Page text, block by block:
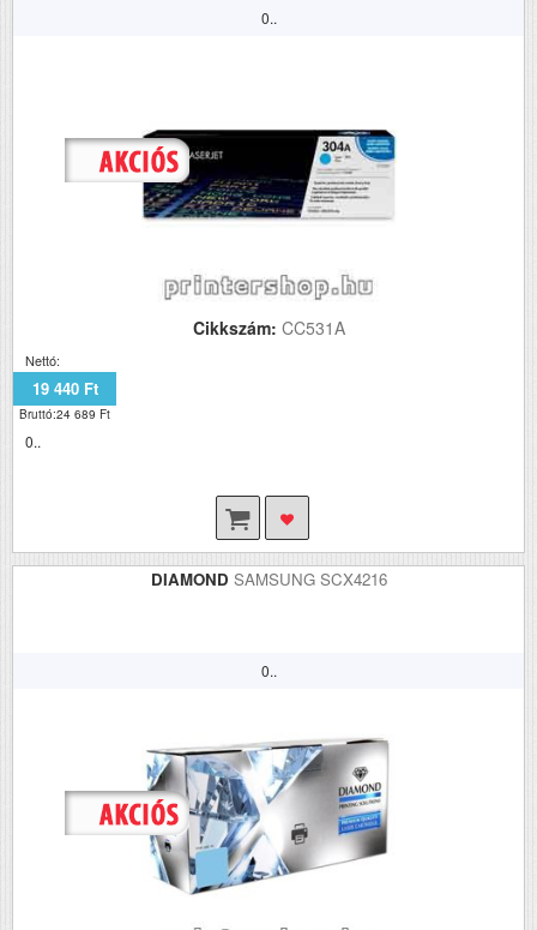
0..
Cikkszám: CC531A
Nettó:
19 440 Ft
Bruttó:24 689 Ft
0..
DIAMOND SAMSUNG SCX4216
0..